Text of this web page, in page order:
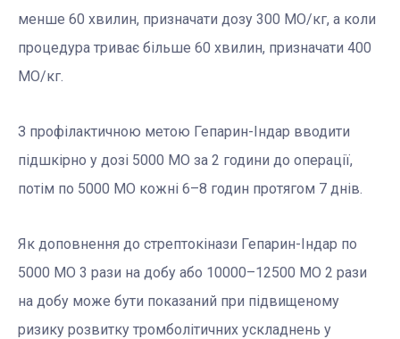
менше 60 хвилин, призначати дозу 300 МО/кг, а коли
процедура триває більше 60 хвилин, призначати 400
МО/кг.
З профілактичною метою Гепарин-Індар вводити
підшкірно у дозі 5000 МО за 2 години до операції,
потім по 5000 МО кожні 6–8 годин протягом 7 днів.
Як доповнення до стрептокінази Гепарин-Індар по
5000 МО 3 рази на добу або 10000–12500 МО 2 рази
на добу може бути показаний при підвищеному
ризику розвитку тромболітичних ускладнень у